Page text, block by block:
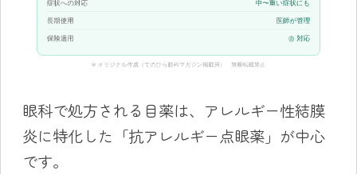
眼科で処方される目薬は、アレルギー性結膜
炎に特化した「抗アレルギー点眼薬」が中心
です。